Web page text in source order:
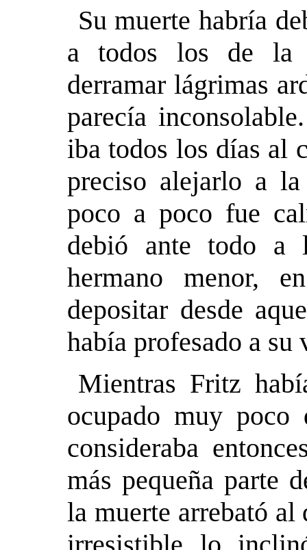
Su muerte habría
a todos los de la
derramar lágrimas
parecía
iba todos los días al
preciso alejarlo a
poco a poco fue
debió ante todo a
hermano menor,
depositar desde
había profesado a su
Mientras Fritz
ocupado muy poco
consideraba
más pequeña parte
la muerte arrebató al